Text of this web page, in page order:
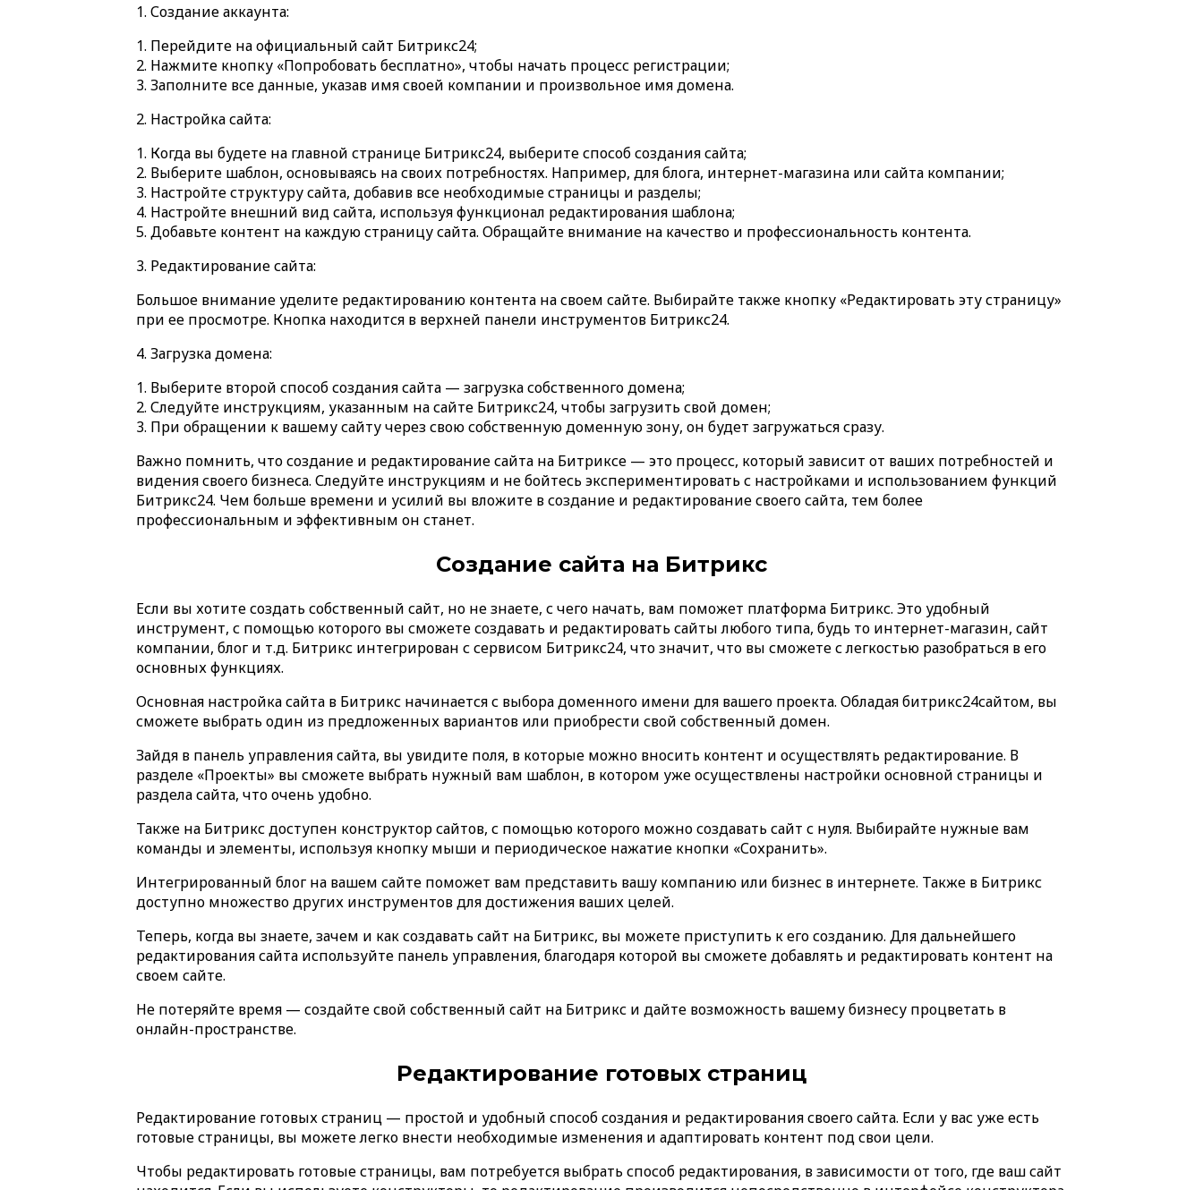
1. Создание аккаунта:
Перейдите на официальный сайт Битрикс24;
Нажмите кнопку «Попробовать бесплатно», чтобы начать процесс регистрации;
Заполните все данные, указав имя своей компании и произвольное имя домена.
2. Настройка сайта:
Когда вы будете на главной странице Битрикс24, выберите способ создания сайта;
Выберите шаблон, основываясь на своих потребностях. Например, для блога, интернет-магазина или сайта компании;
Настройте структуру сайта, добавив все необходимые страницы и разделы;
Настройте внешний вид сайта, используя функционал редактирования шаблона;
Добавьте контент на каждую страницу сайта. Обращайте внимание на качество и профессиональность контента.
3. Редактирование сайта:
Большое внимание уделите редактированию контента на своем сайте. Выбирайте также кнопку «Редактировать эту страницу»
при ее просмотре. Кнопка находится в верхней панели инструментов Битрикс24.
4. Загрузка домена:
Выберите второй способ создания сайта — загрузка собственного домена;
Следуйте инструкциям, указанным на сайте Битрикс24, чтобы загрузить свой домен;
При обращении к вашему сайту через свою собственную доменную зону, он будет загружаться сразу.
Важно помнить, что создание и редактирование сайта на Битриксе — это процесс, который зависит от ваших потребностей и
видения своего бизнеса. Следуйте инструкциям и не бойтесь экспериментировать с настройками и использованием функций
Битрикс24. Чем больше времени и усилий вы вложите в создание и редактирование своего сайта, тем более
профессиональным и эффективным он станет.
Создание сайта на Битрикс
Если вы хотите создать собственный сайт, но не знаете, с чего начать, вам поможет платформа Битрикс. Это удобный
инструмент, с помощью которого вы сможете создавать и редактировать сайты любого типа, будь то интернет-магазин, сайт
компании, блог и т.д. Битрикс интегрирован с сервисом Битрикс24, что значит, что вы сможете с легкостью разобраться в его
основных функциях.
Основная настройка сайта в Битрикс начинается с выбора доменного имени для вашего проекта. Обладая битрикс24сайтом, вы
сможете выбрать один из предложенных вариантов или приобрести свой собственный домен.
Зайдя в панель управления сайта, вы увидите поля, в которые можно вносить контент и осуществлять редактирование. В
разделе «Проекты» вы сможете выбрать нужный вам шаблон, в котором уже осуществлены настройки основной страницы и
раздела сайта, что очень удобно.
Также на Битрикс доступен конструктор сайтов, с помощью которого можно создавать сайт с нуля. Выбирайте нужные вам
команды и элементы, используя кнопку мыши и периодическое нажатие кнопки «Сохранить».
Интегрированный блог на вашем сайте поможет вам представить вашу компанию или бизнес в интернете. Также в Битрикс
доступно множество других инструментов для достижения ваших целей.
Теперь, когда вы знаете, зачем и как создавать сайт на Битрикс, вы можете приступить к его созданию. Для дальнейшего
редактирования сайта используйте панель управления, благодаря которой вы сможете добавлять и редактировать контент на
своем сайте.
Не потеряйте время — создайте свой собственный сайт на Битрикс и дайте возможность вашему бизнесу процветать в
онлайн-пространстве.
Редактирование готовых страниц
Редактирование готовых страниц — простой и удобный способ создания и редактирования своего сайта. Если у вас уже есть
готовые страницы, вы можете легко внести необходимые изменения и адаптировать контент под свои цели.
Чтобы редактировать готовые страницы, вам потребуется выбрать способ редактирования, в зависимости от того, где ваш сайт